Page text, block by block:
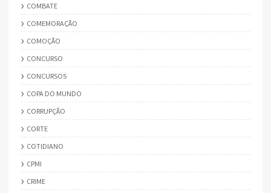
COMBATE
COMEMORAÇÃO
COMOÇÃO
CONCURSO
CONCURSOS
COPA DO MUNDO
CORRUPÇÃO
CORTE
COTIDIANO
CPMI
CRIME